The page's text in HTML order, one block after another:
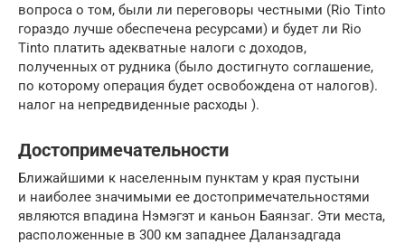
вопроса о том, были ли переговоры честными (Rio Tinto
гораздо лучше обеспечена ресурсами) и будет ли Rio
Tinto платить адекватные налоги с доходов,
полученных от рудника (было достигнуто соглашение,
по которому операция будет освобождена от налогов).
налог на непредвиденные расходы ).
Достопримечательности
Ближайшими к населенным пунктам у края пустыни
и наиболее значимыми ее достопримечательностями
являются впадина Нэмэгэт и каньон Баянзаг. Эти места,
расположенные в 300 км западнее Даланзадгада